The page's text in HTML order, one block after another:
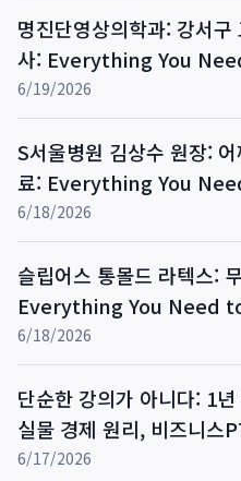
명진단영상의학과: 강서
사: Everything You
6/19/2026
S서울병원 김상수 원장:
료: Everything You
6/18/2026
슬립어스 통몰드 라텍스:
Everything You Need
6/18/2026
단순한 강의가 아니다: 1
실물 경제 원리, 비즈니스
6/17/2026